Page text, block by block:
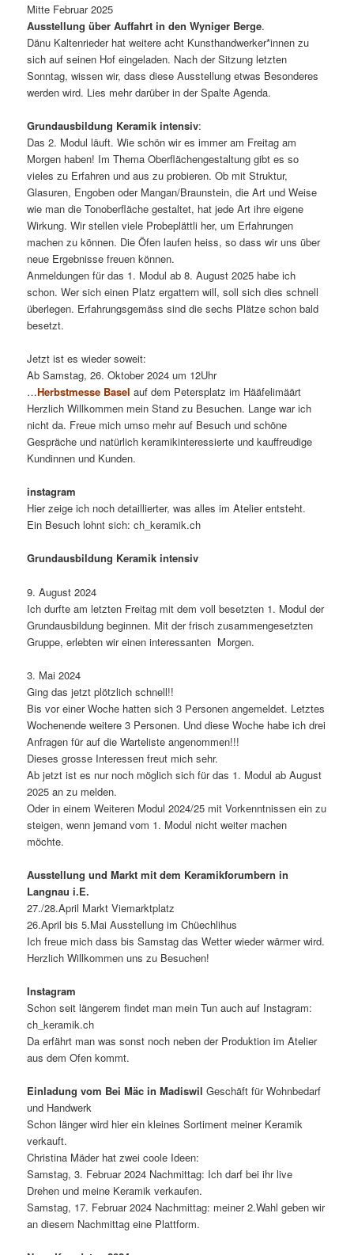
Mitte Februar 2025
Ausstellung über Auffahrt in den Wyniger Berge.
Dänu Kaltenrieder hat weitere acht Kunsthandwerker*innen zu
sich auf seinen Hof eingeladen. Nach der Sitzung letzten
Sonntag, wissen wir, dass diese Ausstellung etwas Besonderes
werden wird. Lies mehr darüber in der Spalte Agenda.
Grundausbildung Keramik intensiv:
Das 2. Modul läuft. Wie schön wir es immer am Freitag am
Morgen haben! Im Thema Oberflächengestaltung gibt es so
vieles zu Erfahren und aus zu probieren. Ob mit Struktur,
Glasuren, Engoben oder Mangan/Braunstein, die Art und Weise
wie man die Tonoberfläche gestaltet, hat jede Art ihre eigene
Wirkung. Wir stellen viele Probeplättli her, um Erfahrungen
machen zu können. Die Öfen laufen heiss, so dass wir uns über
neue Ergebnisse freuen können.
Anmeldungen für das 1. Modul ab 8. August 2025 habe ich
schon. Wer sich einen Platz ergattern will, soll sich dies schnell
überlegen. Erfahrungsgemäss sind die sechs Plätze schon bald
besetzt.
Jetzt ist es wieder soweit:
Ab Samstag, 26. Oktober 2024 um 12Uhr
…Herbstmesse Basel auf dem Petersplatz im Hääfelimäärt
Herzlich Willkommen mein Stand zu Besuchen. Lange war ich
nicht da. Freue mich umso mehr auf Besuch und schöne
Gespräche und natürlich keramikinteressierte und kauffreudige
Kundinnen und Kunden.
instagram
Hier zeige ich noch detaillierter, was alles im Atelier entsteht.
Ein Besuch lohnt sich: ch_keramik.ch
Grundausbildung Keramik intensiv
9. August 2024
Ich durfte am letzten Freitag mit dem voll besetzten 1. Modul der
Grundausbildung beginnen. Mit der frisch zusammengesetzten
Gruppe, erlebten wir einen interessanten Morgen.
3. Mai 2024
Ging das jetzt plötzlich schnell!!
Bis vor einer Woche hatten sich 3 Personen angemeldet. Letztes
Wochenende weitere 3 Personen. Und diese Woche habe ich drei
Anfragen für auf die Warteliste angenommen!!!
Dieses grosse Interessen freut mich sehr.
Ab jetzt ist es nur noch möglich sich für das 1. Modul ab August
2025 an zu melden.
Oder in einem Weiteren Modul 2024/25 mit Vorkenntnissen ein zu
steigen, wenn jemand vom 1. Modul nicht weiter machen
möchte.
Ausstellung und Markt mit dem Keramikforumbern in
Langnau i.E.
27./28.April Markt Viemarktplatz
26.April bis 5.Mai Ausstellung im Chüechlihus
Ich freue mich dass bis Samstag das Wetter wieder wärmer wird.
Herzlich Willkommen uns zu Besuchen!
Instagram
Schon seit längerem findet man mein Tun auch auf Instagram:
ch_keramik.ch
Da erfährt man was sonst noch neben der Produktion im Atelier
aus dem Ofen kommt.
Einladung vom Bei Mäc in MadiswilGeschäft für Wohnbedarf
und Handwerk
Schon länger wird hier ein kleines Sortiment meiner Keramik
verkauft.
Christina Mäder hat zwei coole Ideen:
Samstag, 3. Februar 2024 Nachmittag: Ich darf bei ihr live
Drehen und meine Keramik verkaufen.
Samstag, 17. Februar 2024 Nachmittag: meiner 2.Wahl geben wir
an diesem Nachmittag eine Plattform.